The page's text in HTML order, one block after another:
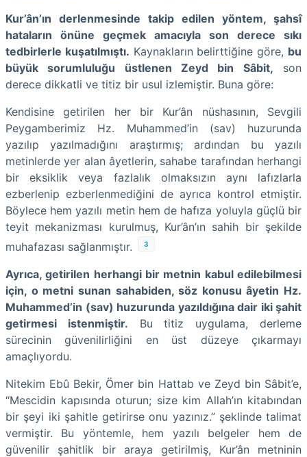
Kur’ân’ın derlenmesinde takip edilen yöntem, şahsî
hataların önüne geçmek amacıyla son derece sıkı
tedbirlerle kuşatılmıştı. Kaynakların belirttiğine göre, bu
büyük sorumluluğu üstlenen Zeyd bin Sâbit, son
derece dikkatli ve titiz bir usul izlemiştir. Buna göre:
Kendisine getirilen her bir Kur’ân nüshasının, Sevgili
Peygamberimiz Hz. Muhammed’in (sav) huzurunda
yazılıp yazılmadığını araştırmış; ardından bu yazılı
metinlerde yer alan âyetlerin, sahabe tarafından herhangi
bir eksiklik veya fazlalık olmaksızın aynı lafızlarla
ezberlenip ezberlenmediğini de ayrıca kontrol etmiştir.
Böylece hem yazılı metin hem de hafıza yoluyla güçlü bir
teyit mekanizması kurulmuş, Kur’ân’ın sahih bir şekilde
muhafazası sağlanmıştır.
3
Ayrıca, getirilen herhangi bir metnin kabul edilebilmesi
için, o metni sunan sahabiden, söz konusu âyetin Hz.
Muhammed’in (sav) huzurunda yazıldığına dair iki şahit
getirmesi istenmiştir. Bu titiz uygulama, derleme
sürecinin güvenilirliğini en üst düzeye çıkarmayı
amaçlıyordu.
Nitekim Ebû Bekir, Ömer bin Hattab ve Zeyd bin Sâbit’e,
“Mescidin kapısında oturun; size kim Allah’ın kitabından
bir şeyi iki şahitle getirirse onu yazınız.” şeklinde talimat
vermiştir. Bu yöntemle, hem yazılı belgeler hem de
güvenilir şahitlik bir araya getirilmiş, Kur’ân metninin